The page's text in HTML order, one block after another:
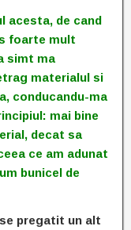
acesta, de cand
foarte mult
simt ma
materialul si
conducandu-ma
mai bine
decat sa
ce am adunat
bunicel de
pregatit un alt